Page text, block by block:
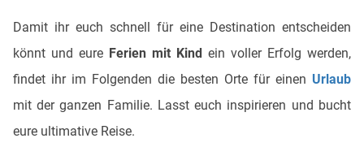
Damit ihr euch schnell für eine Destination entscheiden
könnt und eure Ferien mit Kindein voller Erfolg werden,
findet ihr im Folgenden die besten Orte für einen Urlaub
mit der ganzen Familie. Lasst euch inspirieren und bucht
eure ultimative Reise.